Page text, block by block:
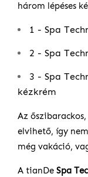
három lépéses
1 - Spa
2 - Spa
3 - Spa
kézkrém
Az
elvihető, így
még vakáció,
A tianDe Spa